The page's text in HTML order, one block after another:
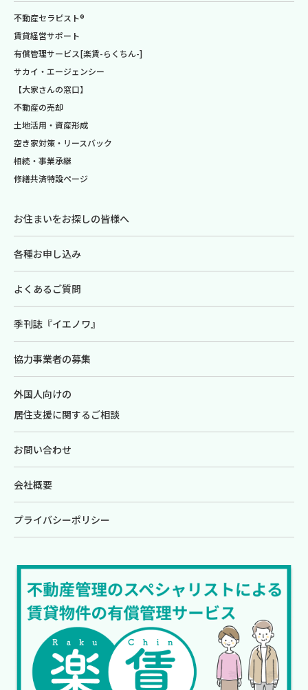
不動産セラピスト®
賃貸経営サポート
有償管理サービス[楽賃-らくちん-]
サカイ・エージェンシー
【大家さんの窓口】
不動産の売却
土地活用・資産形成
空き家対策・リースバック
相続・事業承継
修繕共済特設ページ
お住まいをお探しの皆様へ
各種お申し込み
よくあるご質問
季刊誌『イエノワ』
協力事業者の募集
外国人向けの
居住支援に関するご相談
お問い合わせ
会社概要
プライバシーポリシー